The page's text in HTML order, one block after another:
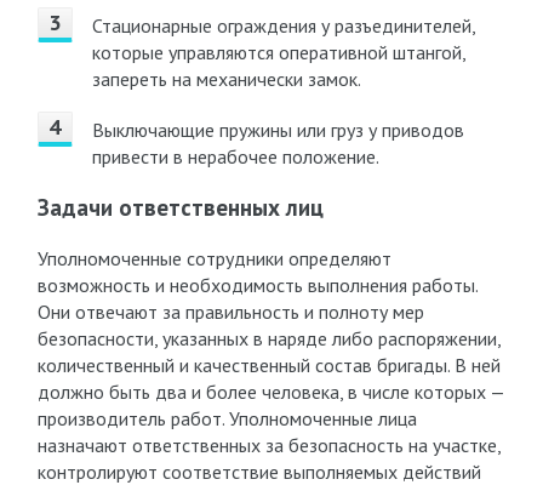
Стационарные ограждения у разъединителей,
которые управляются оперативной штангой,
запереть на механически замок.
Выключающие пружины или груз у приводов
привести в нерабочее положение.
Задачи ответственных лиц
Уполномоченные сотрудники определяют
возможность и необходимость выполнения работы.
Они отвечают за правильность и полноту мер
безопасности, указанных в наряде либо распоряжении,
количественный и качественный состав бригады. В ней
должно быть два и более человека, в числе которых —
производитель работ. Уполномоченные лица
назначают ответственных за безопасность на участке,
контролируют соответствие выполняемых действий